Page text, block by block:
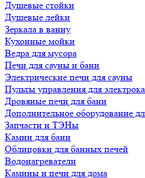
Душевые стойки
Душевые лейки
Зеркала в ванну
Кухонные мойки
Ведра для мусора
Печи для сауны и бани
Электрические печи для сауны
Пульты управления для
Дровяные печи для бани
Дополнительное оборудование
Запчасти и ТЭНы
Камни для бани
Облицовки для банных печей
Водонагреватели
Камины и печи для дома